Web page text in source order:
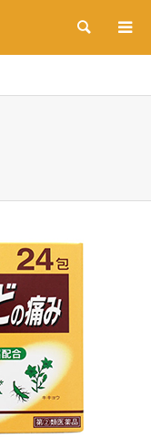
検索